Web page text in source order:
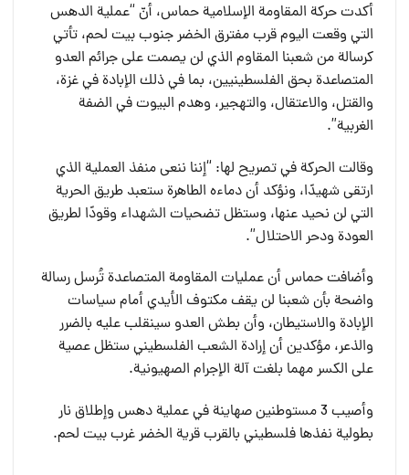
أكدت حركة المقاومة الإسلامية حماس، أنّ “عملية الدهس
التي وقعت اليوم قرب مفترق الخضر جنوب بيت لحم، تأتي
كرسالة من شعبنا المقاوم الذي لن يصمت على جرائم العدو
المتصاعدة بحق الفلسطينيين، بما في ذلك الإبادة في غزة،
والقتل، والاعتقال، والتهجير، وهدم البيوت في الضفة
الغربية”.
وقالت الحركة في تصريح لها: “إننا ننعى منفذ العملية الذي
ارتقى شهيدًا، ونؤكد أن دماءه الطاهرة ستعبد طريق الحرية
التي لن نحيد عنها، وستظل تضحيات الشهداء وقودًا لطريق
العودة ودحر الاحتلال”.
وأضافت حماس أن عمليات المقاومة المتصاعدة تُرسل رسالة
واضحة بأن شعبنا لن يقف مكتوف الأيدي أمام سياسات
الإبادة والاستيطان، وأن بطش العدو سينقلب عليه بالضرر
والذعر، مؤكدين أن إرادة الشعب الفلسطيني ستظل عصية
على الكسر مهما بلغت آلة الإجرام الصهيونية.
وأصيب 3 مستوطنين صهاينة في عملية دهس وإطلاق نار
بطولية نفذها فلسطيني بالقرب قرية الخضر غرب بيت لحم.